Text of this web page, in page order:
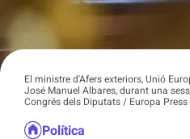
El ministre d'Afers exteriors, Unió
José Manuel Albares, durant una
Congrés dels Diputats / Europa Press
Política